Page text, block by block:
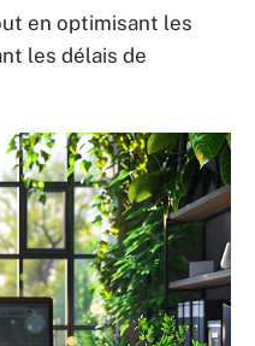
en optimisant les
les délais de